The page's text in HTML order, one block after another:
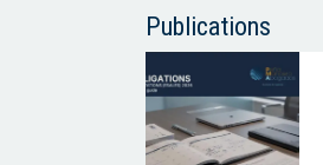
Publications